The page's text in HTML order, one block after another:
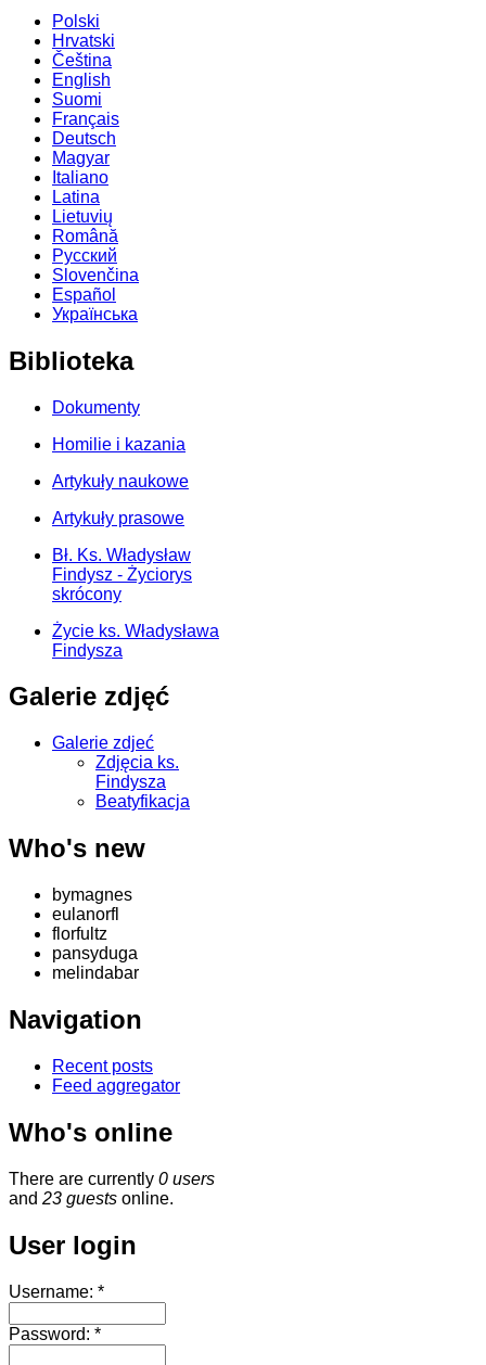
Polski
Hrvatski
Čeština
English
Suomi
Français
Deutsch
Magyar
Italiano
Latina
Lietuvių
Română
Русский
Slovenčina
Español
Українська
Biblioteka
Dokumenty
Homilie i kazania
Artykuły naukowe
Artykuły prasowe
Bł. Ks. Władysław
Findysz - Życiorys
skrócony
Życie ks. Władysława
Findysza
Galerie zdjęć
Galerie zdjeć
Zdjęcia ks.
Findysza
Beatyfikacja
Who's new
bymagnes
eulanorfl
florfultz
pansyduga
melindabar
Navigation
Recent posts
Feed aggregator
Who's online
There are currently 0 users
and 23 guests online.
User login
Username: *
Password: *